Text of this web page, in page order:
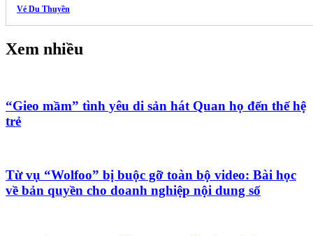
Vé Du Thuyền
Xem nhiều
“Gieo mầm” tình yêu di sản hát Quan họ đến thế hệ
trẻ
Từ vụ “Wolfoo” bị buộc gỡ toàn bộ video: Bài học
về bản quyền cho doanh nghiệp nội dung số